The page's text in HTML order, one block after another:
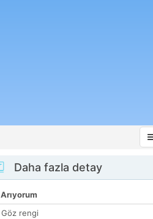
Daha fazla detay
Arıyorum
Göz rengi